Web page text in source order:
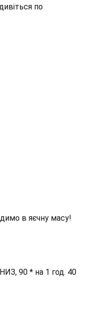
по
в яєчну масу!
90 * на 1 год. 40